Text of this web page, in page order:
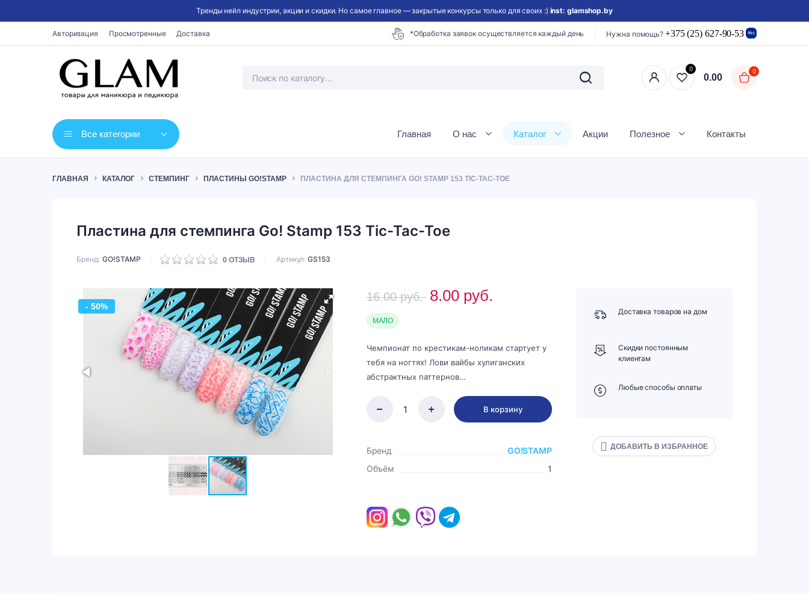
Тренды нейл индустрии, акции и скидки. Но самое главное — закрытые конкурсы только для своих :) inst: glamshop.by
Авторизация Просмотренные Доставка *Обработка заявок осуществляется каждый день Нужна помощь? +375 (25) 627-90-53
0
0.00
0
Все категории Главная О нас Каталог Акции Полезное Контакты
ГЛАВНАЯ КАТАЛОГ СТЕМПИНГ ПЛАСТИНЫ GO!STAMP ПЛАСТИНА ДЛЯ СТЕМПИНГА GO! STAMP 153 TIC-TAC-TOE
Пластина для стемпинга Go! Stamp 153 Tic-Tac-Toe
Бренд GO!STAMP 0ОТЗЫВ Артикул: GS153
- 50%
16.00руб. 8.00 руб.
МАЛО
Чемпионат по крестикам-ноликам стартует у
тебя на ногтях! Лови вайбы хулиганских
абстрактных паттернов…
В корзину
Бренд
GO!STAMP
Объём
1
Доставка товаров на дом
Скидки постоянным
клиентам
Любые способы оплаты
ДОБАВИТЬ В ИЗБРАННОЕ